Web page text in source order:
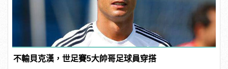
不輸貝克漢，世足賽5大帥哥足球員穿搭